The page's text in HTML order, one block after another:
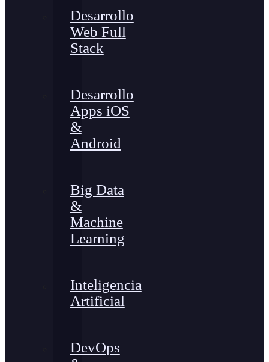
Desarrollo
Web Full
Stack
Desarrollo
Apps iOS
&
Android
Big Data
&
Machine
Learning
Inteligencia
Artificial
DevOps